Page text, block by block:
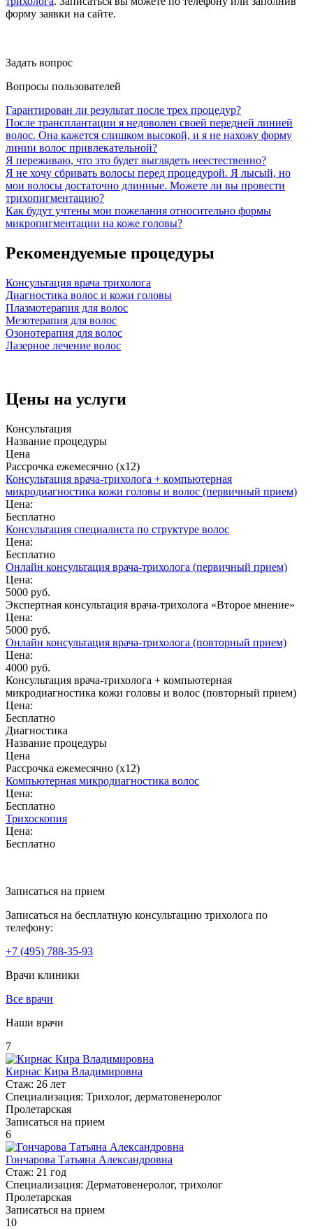
форму заявки на сайте.
Задать вопрос
Вопросы пользователей
Гарантирован ли результат после трех процедур?
После трансплантации я недоволен своей передней линией
волос. Она кажется слишком высокой, и я не нахожу форму
линии волос привлекательной?
Я переживаю, что это будет выглядеть неестественно?
Я не хочу сбривать волосы перед процедурой. Я лысый, но
мои волосы достаточно длинные. Можете ли вы провести
трихопигментацию?
Как будут учтены мои пожелания относительно формы
микропигментации на коже головы?
Рекомендуемые процедуры
Консультация врача трихолога
Диагностика волос и кожи головы
Плазмотерапия для волос
Мезотерапия для волос
Озонотерапия для волос
Лазерное лечение волос
Цены на услуги
Консультация
Название процедуры
Цена
Рассрочка ежемесячно (x12)
Консультация врача-трихолога + компьютерная
микродиагностика кожи головы и волос (первичный прием)
Цена:
Бесплатно
Консультация специалиста по структуре волос
Цена:
Бесплатно
Онлайн консультация врача-трихолога (первичный прием)
Цена:
5000 руб.
Экспертная консультация врача-трихолога «Второе мнение»
Цена:
5000 руб.
Онлайн консультация врача-трихолога (повторный прием)
Цена:
4000 руб.
Консультация врача-трихолога + компьютерная
микродиагностика кожи головы и волос (повторный прием)
Цена:
Бесплатно
Диагностика
Название процедуры
Цена
Рассрочка ежемесячно (x12)
Компьютерная микродиагностика волос
Цена:
Бесплатно
Трихоскопия
Цена:
Бесплатно
Записаться на прием
Записаться на бесплатную консультацию трихолога по
телефону:
+7 (495) 788-35-93
Врачи клиники
Все врачи
Наши врачи
7
Кирнас Кира Владимировна
Стаж: 26 лет
Специализация: Трихолог, дерматовенеролог
Пролетарская
Записаться на прием
6
Гончарова Татьяна Александровна
Стаж: 21 год
Специализация: Дерматовенеролог, трихолог
Пролетарская
Записаться на прием
10